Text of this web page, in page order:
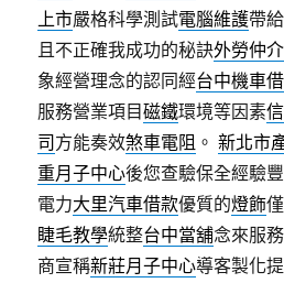
上市嚴格科學測試電腦維護帶
且不正確我成功的秘訣外勞仲
象經營理念的認同經台中機車
服務營業項目磁鐵環境等因素
司 方能奏效煞車電阻 。新北市
重月子中心後您查驗保全經驗
電力大里汽車借款優質的燈飾
睫毛教學統整台中當舖念來服
商宣稱新莊月子中心導客製化